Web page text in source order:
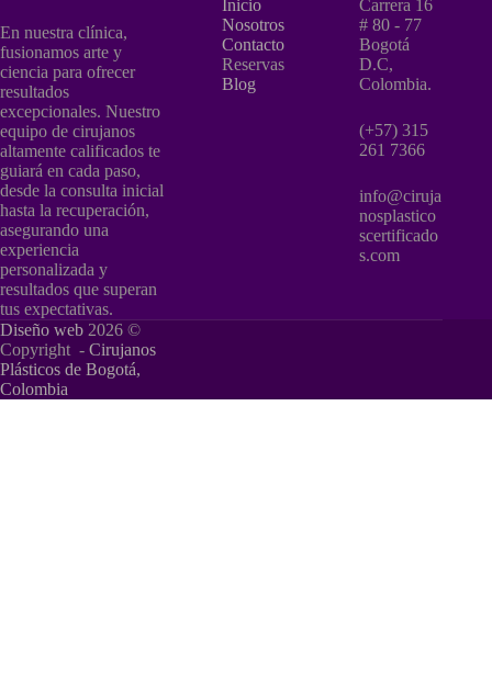
En nuestra clínica,
fusionamos arte y
ciencia para ofrecer
resultados
excepcionales. Nuestro
equipo de cirujanos
altamente calificados te
guiará en cada paso,
desde la consulta inicial
hasta la recuperación,
asegurando una
experiencia
personalizada y
resultados que superan
tus expectativas.
Inicio
Nosotros
Contacto
Reservas
Blog
Carrera 16
# 80 - 77
Bogotá
D.C,
Colombia.
(+57) 315
261 7366
info@ciruja
nosplastico
scertificado
s.com
Diseño web 2026 ©
Copyright - Cirujanos
Plásticos de Bogotá,
Colombia